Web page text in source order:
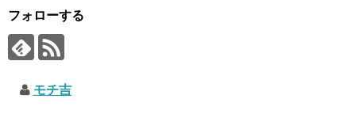
フォローする
モチ吉